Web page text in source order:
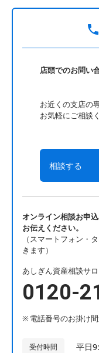
店頭でのお問い
お近くの支店の
お気軽にご相談
相談する
オンライン相談お申
お伝えください。
（スマートフォン・
きます）
あしぎん資産相談サ
0120-
電話番号のお掛け
受付時間
平日